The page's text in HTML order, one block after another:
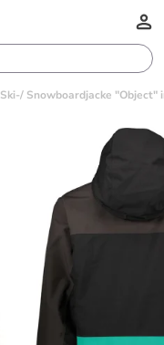
Ski-/ Snowboardjacke "Object"